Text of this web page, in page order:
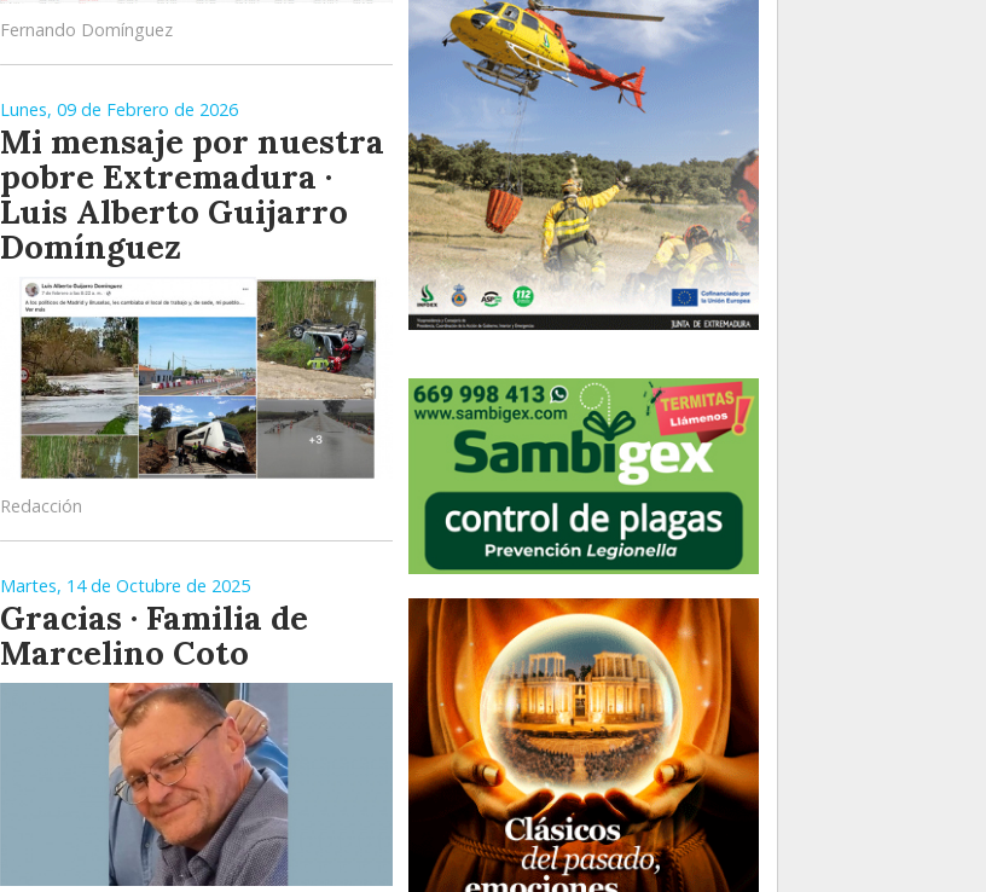
Fernando Domínguez
Lunes, 09 de Febrero de 2026
Mi mensaje por nuestra
pobre Extremadura ·
Luis Alberto Guijarro
Domínguez
Redacción
Martes, 14 de Octubre de 2025
Gracias · Familia de
Marcelino Coto